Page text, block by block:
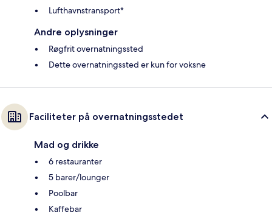
Lufthavnstransport*
Andre oplysninger
Røgfrit overnatningssted
Dette overnatningssted er kun for voksne
Faciliteter på overnatningsstedet
Mad og drikke
6 restauranter
5 barer/lounger
Poolbar
Kaffebar